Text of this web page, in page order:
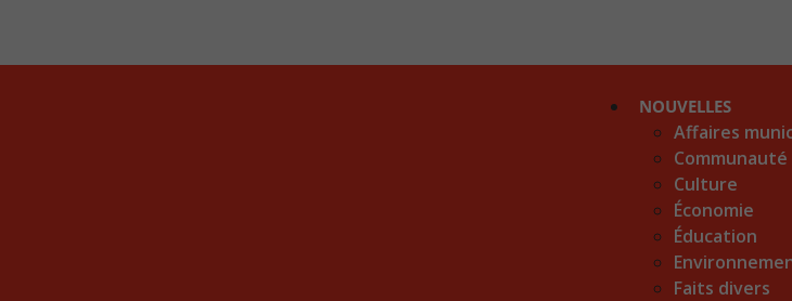
NOUVELLES
Affaires
Communauté
Culture
Économie
Éducation
Faits divers